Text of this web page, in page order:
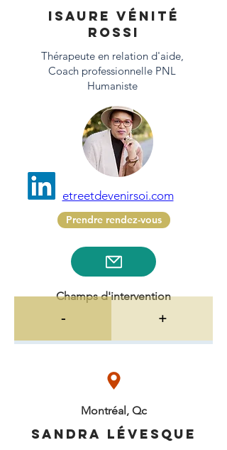
Isaure VÉNITÉ
ROSSI
Thérapeute en relation d'aide,
Coach professionnelle PNL
Humaniste
etreetdevenirsoi.com
Prendre rendez-vous
Champs d'intervention
- +
Montréal, Qc
Sandra Lévesque